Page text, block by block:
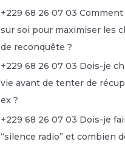
+229 68 26 07 03
sur soi pour maximiser les
de reconquête ?
+229 68 26 07 03 Dois-je
vie avant de tenter de
ex ?
+229 68 26 07 03 Dois-je
“silence radio” et combien